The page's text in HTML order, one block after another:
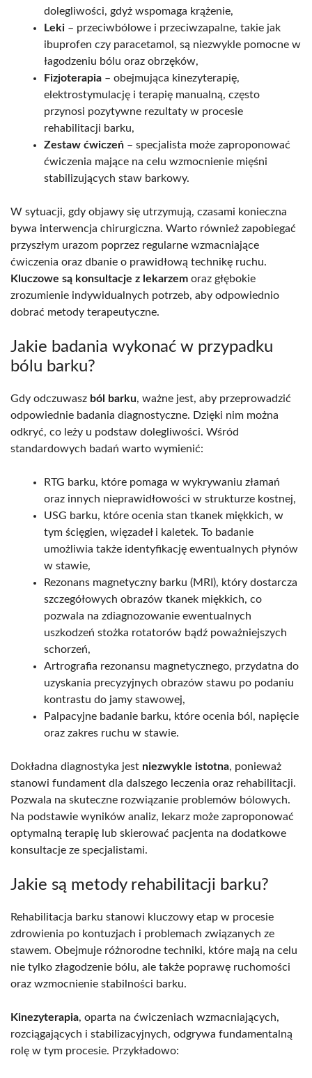
dolegliwości, gdyż wspomaga krążenie,
Leki – przeciwbólowe i przeciwzapalne, takie jak
ibuprofen czy paracetamol, są niezwykle pomocne w
łagodzeniu bólu oraz obrzęków,
Fizjoterapia – obejmująca kinezyterapię,
elektrostymulację i terapię manualną, często
przynosi pozytywne rezultaty w procesie
rehabilitacji barku,
Zestaw ćwiczeń – specjalista może zaproponować
ćwiczenia mające na celu wzmocnienie mięśni
stabilizujących staw barkowy.
W sytuacji, gdy objawy się utrzymują, czasami konieczna
bywa interwencja chirurgiczna. Warto również zapobiegać
przyszłym urazom poprzez regularne wzmacniające
ćwiczenia oraz dbanie o prawidłową technikę ruchu.
Kluczowe są konsultacje z lekarzem oraz głębokie
zrozumienie indywidualnych potrzeb, aby odpowiednio
dobrać metody terapeutyczne.
Jakie badania wykonać w przypadku
bólu barku?
Gdy odczuwasz ból barku, ważne jest, aby przeprowadzić
odpowiednie badania diagnostyczne. Dzięki nim można
odkryć, co leży u podstaw dolegliwości. Wśród
standardowych badań warto wymienić:
RTG barku, które pomaga w wykrywaniu złamań
oraz innych nieprawidłowości w strukturze kostnej,
USG barku, które ocenia stan tkanek miękkich, w
tym ścięgien, więzadeł i kaletek. To badanie
umożliwia także identyfikację ewentualnych płynów
w stawie,
Rezonans magnetyczny barku (MRI), który dostarcza
szczegółowych obrazów tkanek miękkich, co
pozwala na zdiagnozowanie ewentualnych
uszkodzeń stożka rotatorów bądź poważniejszych
schorzeń,
Artrografia rezonansu magnetycznego, przydatna do
uzyskania precyzyjnych obrazów stawu po podaniu
kontrastu do jamy stawowej,
Palpacyjne badanie barku, które ocenia ból, napięcie
oraz zakres ruchu w stawie.
Dokładna diagnostyka jest niezwykle istotna, ponieważ
stanowi fundament dla dalszego leczenia oraz rehabilitacji.
Pozwala na skuteczne rozwiązanie problemów bólowych.
Na podstawie wyników analiz, lekarz może zaproponować
optymalną terapię lub skierować pacjenta na dodatkowe
konsultacje ze specjalistami.
Jakie są metody rehabilitacji barku?
Rehabilitacja barku stanowi kluczowy etap w procesie
zdrowienia po kontuzjach i problemach związanych ze
stawem. Obejmuje różnorodne techniki, które mają na celu
nie tylko złagodzenie bólu, ale także poprawę ruchomości
oraz wzmocnienie stabilności barku.
Kinezyterapia, oparta na ćwiczeniach wzmacniających,
rozciągających i stabilizacyjnych, odgrywa fundamentalną
rolę w tym procesie. Przykładowo: